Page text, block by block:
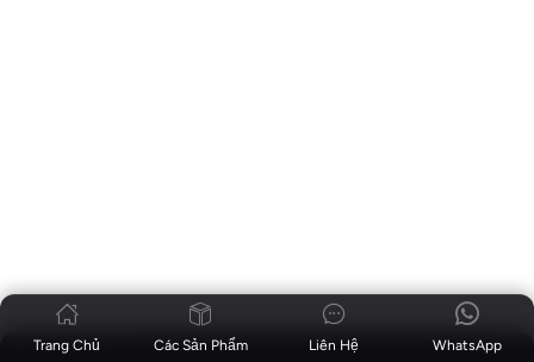
Tin tức | Blog
Trang Chủ Các Sản Phẩm WhatsApp
Liên Hệ